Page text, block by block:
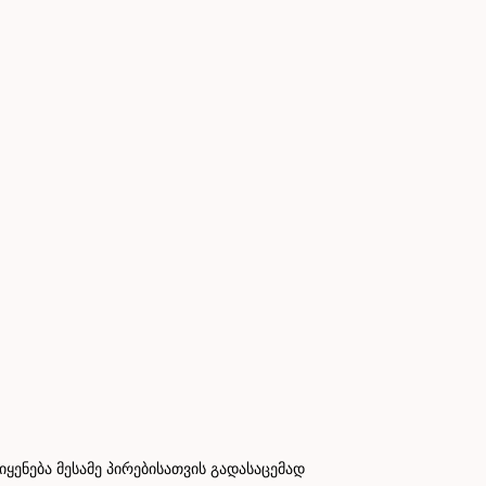
მესამე პირებისათვის გადასაცემად